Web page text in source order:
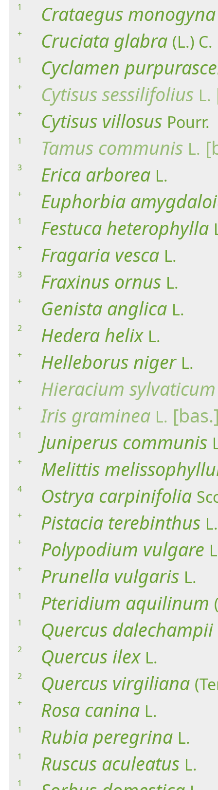
1 Crataegus monogyna
+ Cruciata glabra (L.)
1 Cyclamen
+ Cytisussessilifolius L.
+ Cytisus villosus Pourr.
1 Tamus communis L.
3 Erica arborea L.
+ Euphorbia
1 Festuca heterophylla
+ Fragaria vesca L.
3 Fraxinus ornus L.
+ Genista anglica L.
2 Hedera helix L.
+ Helleborus niger L.
+ Hieracium sylvaticum
+ Iris graminea L.
1 Juniperus communis
+ Melittis
4 Ostrya carpinifolia
+ Pistacia terebinthus L.
+ Polypodium vulgare
+ Prunella vulgaris L.
1 Pteridium aquilinum
1 Quercus dalechampii
2 Quercus ilex L.
2 Quercus virgiliana
+ Rosa canina L.
1 Rubia peregrina L.
1 Ruscus aculeatus L.
1